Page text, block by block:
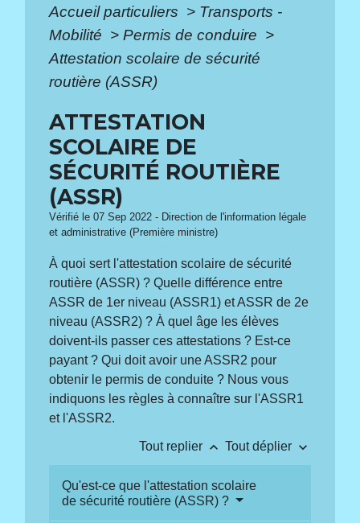
Accueil particuliers > Transports -
Mobilité > Permis de conduire >
Attestation scolaire de sécurité
routière (ASSR)
ATTESTATION
SCOLAIRE DE
SÉCURITÉ ROUTIÈRE
(ASSR)
Vérifié le 07 Sep 2022 - Direction de l'information légale
et administrative (Première ministre)
À quoi sert l'attestation scolaire de sécurité
routière (ASSR) ? Quelle différence entre
ASSR de 1er niveau (ASSR1) et ASSR de 2e
niveau (ASSR2) ? À quel âge les élèves
doivent-ils passer ces attestations ? Est-ce
payant ? Qui doit avoir une ASSR2 pour
obtenir le permis de conduite ? Nous vous
indiquons les règles à connaître sur l'ASSR1
et l'ASSR2.
Tout replier keyboard_arrow_up Tout déplier keyboard_arrow_down
Qu'est-ce que l'attestation scolaire
de sécurité routière (ASSR) ?